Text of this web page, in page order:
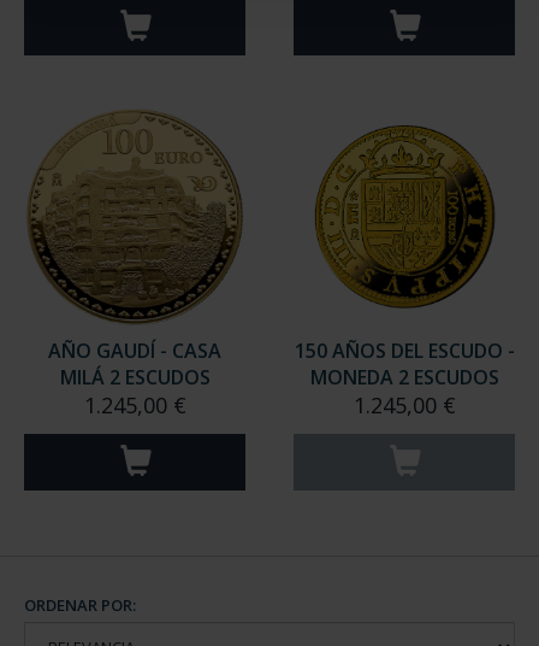
AÑO GAUDÍ - CASA
MILÁ 2 ESCUDOS
1.245,00 €
150 AÑOS DEL ESCUDO -
MONEDA 2 ESCUDOS
1.245,00 €
ORDENAR POR: